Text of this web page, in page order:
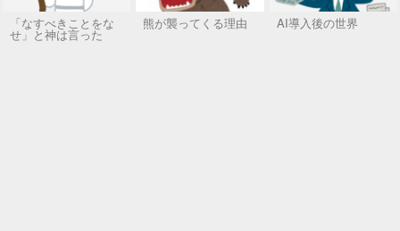
「なすべきことをな
せ」と神は言った
熊が襲ってくる理由 AI導入後の世界